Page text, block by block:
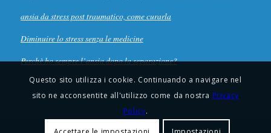
ansia da stress post traumatico, come curarla
Diminuire lo stress senza le medicine
Perchè ho sempre l’ansia dopo la separazione?
Questo sito utilizza i cookie. Continuando a navigare nel
sito ne acconsentite all'utilizzo come da nostra Privacy
Policy.